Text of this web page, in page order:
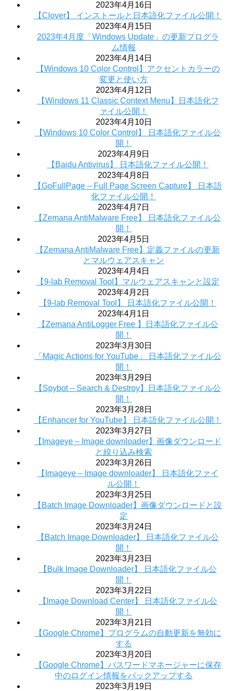
2023年4月16日
【Clover】 インストールと日本語化ファイル公開！
2023年4月15日
2023年4月度「Windows Update」の更新プログラ
ム情報
2023年4月14日
【Windows 10 Color Control】アクセントカラーの
変更と使い方
2023年4月12日
【Windows 11 Classic Context Menu】日本語化フ
ァイル公開！
2023年4月10日
【Windows 10 Color Control】 日本語化ファイル公
開！
2023年4月9日
【Baidu Antivirus】 日本語化ファイル公開！
2023年4月8日
【GoFullPage – Full Page Screen Capture】 日本語
化ファイル公開！
2023年4月7日
【Zemana AntiMalware Free】 日本語化ファイル公
開！
2023年4月5日
【Zemana AntiMalware Free】定義ファイルの更新
とマルウェアスキャン
2023年4月4日
【9-lab Removal Tool】マルウェアスキャンと設定
2023年4月2日
【9-lab Removal Tool】 日本語化ファイル公開！
2023年4月1日
【Zemana AntiLogger Free 】日本語化ファイル公
開！
2023年3月30日
「Magic Actions for YouTube」 日本語化ファイル公
開！
2023年3月29日
【Spybot – Search & Destroy】日本語化ファイル公
開！
2023年3月28日
【Enhancer for YouTube】 日本語化ファイル公開！
2023年3月27日
【Imageye – Image downloader】画像ダウンロード
と絞り込み検索
2023年3月26日
【Imageye – Image downloader】 日本語化ファイ
ル公開！
2023年3月25日
【Batch Image Downloader】画像ダウンロードと設
定
2023年3月24日
【Batch Image Downloader】 日本語化ファイル公
開！
2023年3月23日
【Bulk Image Downloader】 日本語化ファイル公
開！
2023年3月22日
【Image Download Center】 日本語化ファイル公
開！
2023年3月21日
【Google Chrome】プログラムの自動更新を無効に
する
2023年3月20日
【Google Chrome】パスワードマネージャーに保存
中のログイン情報をバックアップする
2023年3月19日